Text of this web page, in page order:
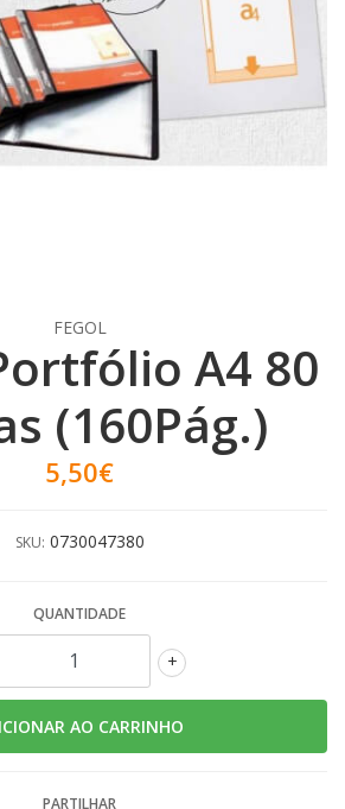
FEGOL
A4 80
(160Pág.)
5,50€
SKU: 0730047380
QUANTIDADE
+
PARTILHAR